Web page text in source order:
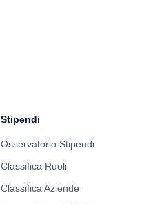
Stipendi
Osservatorio Stipendi
Classifica Ruoli
Classifica Aziende